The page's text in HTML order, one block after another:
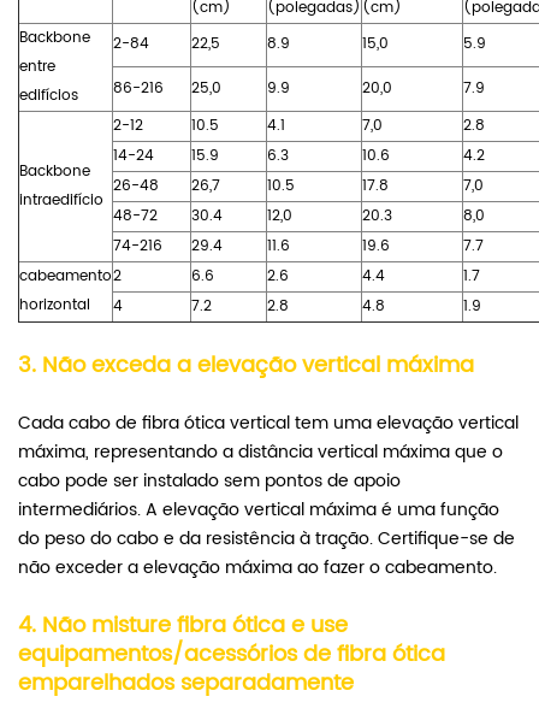
(cm) (polegadas) (cm)
Backbone
entre
edifícios
2-84 22,5 8.9 15,0
5.9
86-216
25,0 9.9 20,0 7.9
Backbone
intraedifício
2-12 10.5 4.1 7,0
2.8
14-24
15.9 6.3 10.6
4.2
26-48
26,7 10.5 17.8
7,0
48-72
30.4 12,0 20.3
8,0
74-216
29.4 11.6 19.6
7.7
cabeamento
horizontal
2 6.6 2.6 4.4
1.7
4
7.2 2.8 4.8 1.9
3. Não exceda a elevação vertical máxima
Cada cabo de fibra ótica vertical tem uma elevação vertical
máxima, representando a distância vertical máxima que o
cabo pode ser instalado sem pontos de apoio
intermediários. A elevação vertical máxima é uma função
do peso do cabo e da resistência à tração. Certifique-se de
não exceder a elevação máxima ao fazer o cabeamento.
4. Não misture fibra ótica e use
equipamentos/acessórios de fibra ótica
emparelhados separadamente